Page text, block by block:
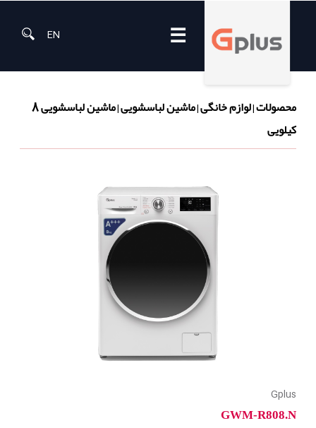
☰
EN
محصولات|لوازم خانگی|ماشین لباسشویی|
ماشین لباسشویی 8
کیلویی
Gplus
GWM-R808.N